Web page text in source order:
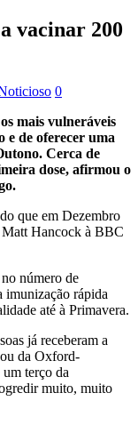
vacinar 200
0
mais vulneráveis
e de oferecer uma
Cerca de
dose, afirmou o
que em Dezembro
Matt Hancock à BBC
número de
imunização rápida
até à Primavera.
já receberam a
da Oxford-
terço da
muito, muito